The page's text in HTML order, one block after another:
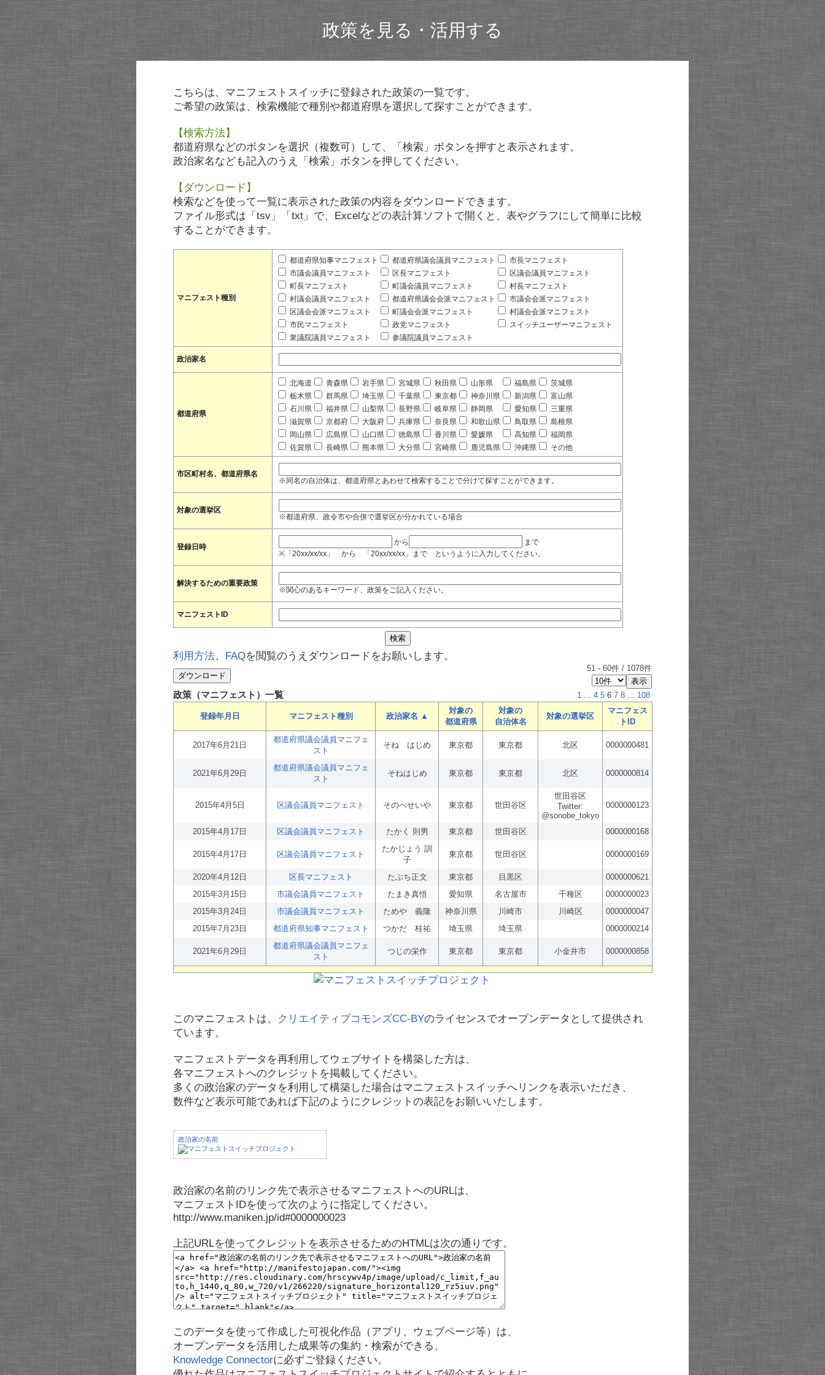
政策を見る・活用する
こちらは、マニフェストスイッチに登録された政策の一覧です。
ご希望の政策は、検索機能で種別や都道府県を選択して探すことができます。
【検索方法】
都道府県などのボタンを選択（複数可）して、「検索」ボタンを押すと表示されます。
政治家名なども記入のうえ「検索」ボタンを押してください。
【ダウンロード】
検索などを使って一覧に表示された政策の内容をダウンロードできます。
ファイル形式は「tsv」「txt」で、Excelなどの表計算ソフトで開くと、表やグラフにして簡単に比較
することができます。
マニフェスト種別
都道府県知事マニフェスト 都道府県議会議員マニフェスト
市長マニフェスト
市議会議員マニフェスト
区長マニフェスト
区議会議員マニフェスト
町長マニフェスト
町議会議員マニフェスト
村長マニフェスト
村議会議員マニフェスト
都道府県議会会派マニフェスト
市議会会派マニフェスト
区議会会派マニフェスト
町議会会派マニフェスト
村議会会派マニフェスト
市民マニフェスト
政党マニフェスト
スイッチユーザーマニフェスト
衆議院議員マニフェスト
参議院議員マニフェスト
政治家名
都道府県
北海道 青森県 岩手県 宮城県 秋田県 山形県 福島県
茨城県
栃木県
群馬県 埼玉県 千葉県 東京都 神奈川県 新潟県
富山県
石川県
福井県 山梨県 長野県 岐阜県 静岡県 愛知県
三重県
滋賀県
京都府 大阪府 兵庫県 奈良県 和歌山県 鳥取県
島根県
岡山県
広島県 山口県 徳島県 香川県 愛媛県 高知県
福岡県
佐賀県
長崎県 熊本県 大分県 宮崎県 鹿児島県 沖縄県 その他
市区町村名、都道府県名
※同名の自治体は、都道府県とあわせて検索することで分けて探すことができます。
対象の選挙区
※都道府県、政令市や合併で選挙区が分かれている場合
登録日時
から
まで
※「20xx/xx/xx」 から 「20xx/xx/xx」まで というように入力してください。
解決するための重要政策
※関心のあるキーワード、政策をご記入ください。
マニフェストID
利用方法、 FAQを閲覧のうえダウンロードをお願いします。
51 - 60件 / 1078件
政策（マニフェスト）一覧 1 ... 4 5 6 7 8 ... 108
登録年月日 マニフェスト種別 政治家名 ▲
対象の
都道府県
対象の
自治体名
対象の選挙区
マニフェス
トID
2017年6月21日
都道府県議会議員マニフェ
スト
そね はじめ 東京都 東京都 北区 0000000481
2021年6月29日
都道府県議会議員マニフェ
スト
そねはじめ 東京都 東京都 北区 0000000814
2015年4月5日 区議会議員マニフェスト そのべせいや 東京都 世田谷区
世田谷区
Twitter:
@sonobe_tokyo
0000000123
2015年4月17日 区議会議員マニフェスト たかく 則男 東京都 世田谷区 0000000168
2015年4月17日 区議会議員マニフェスト
たかじょう 訓
子
東京都 世田谷区 0000000169
2020年4月12日 区長マニフェスト たぶち正文 東京都 目黒区
0000000621
2015年3月15日
市議会議員マニフェスト たまき真悟 愛知県 名古屋市 千種区
0000000023
2015年3月24日
市議会議員マニフェスト ためや 義隆 神奈川県 川崎市 川崎区
0000000047
2015年7月23日
都道府県知事マニフェスト つかだ 桂祐 埼玉県 埼玉県 0000000214
2021年6月29日
都道府県議会議員マニフェ
スト
つじの栄作 東京都 東京都 小金井市 0000000858
このマニフェストは、 クリエイティブコモンズCC-BYのライセンスでオープンデータとして提供され
ています。
マニフェストデータを再利用してウェブサイトを構築した方は、
各マニフェストへのクレジットを掲載してください。
多くの政治家のデータを利用して構築した場合はマニフェストスイッチへリンクを表示いただき、
数件など表示可能であれば下記のようにクレジットの表記をお願いいたします。
政治家の名前
政治家の名前のリンク先で表示させるマニフェストへのURLは、
マニフェストIDを使って次のように指定してください。
http://www.maniken.jp/id#0000000023
上記URLを使ってクレジットを表示させるためのHTMLは次の通りです。
このデータを使って作成した可視化作品（アプリ、ウェブページ等）は、
オープンデータを活用した成果等の集約・検索ができる、
Knowledge Connectorに必ずご登録ください。